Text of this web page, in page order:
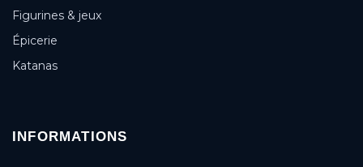
Figurines & jeux
Épicerie
Katanas
INFORMATIONS